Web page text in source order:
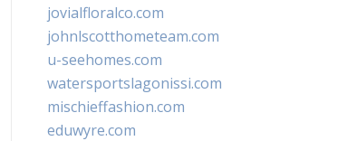
jovialfloralco.com
johnlscotthometeam.com
u-seehomes.com
watersportslagonissi.com
mischieffashion.com
eduwyre.com